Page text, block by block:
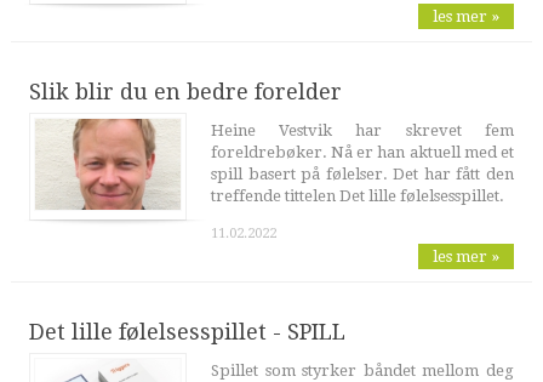
les mer »
Slik blir du en bedre forelder
Heine Vestvik har skrevet fem
foreldrebøker. Nå er han aktuell med et
spill basert på følelser. Det har fått den
treffende tittelen Det lille følelsesspillet.
11.02.2022
les mer »
Det lille følelsesspillet - SPILL
Spillet som styrker båndet mellom deg